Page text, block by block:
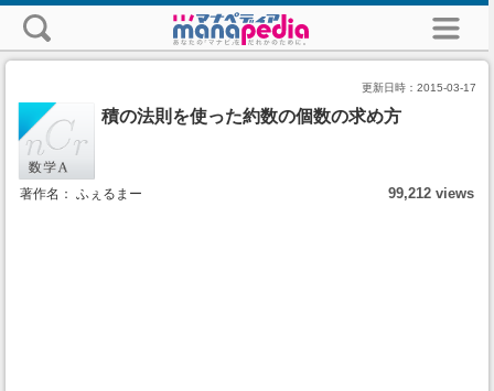
更新日時： 2015-03-17
積の法則を使った約数の個数の求め方
著作名： ふぇるまー 99,212 views